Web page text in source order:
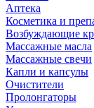
Аптека
Косметика и
Возбуждающие
Массажные масла
Массажные свечи
Капли и капсулы
Очистители
Пролонгаторы